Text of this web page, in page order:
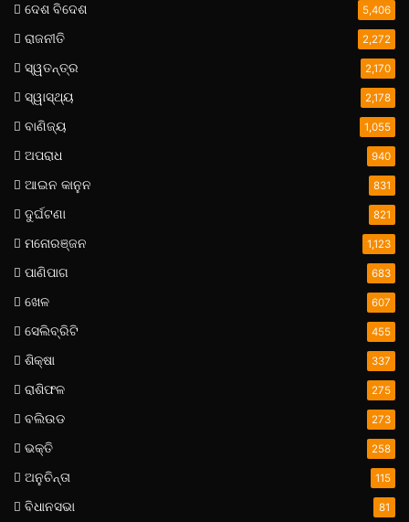
ଦେଶ ବିଦେଶ 5,406
ରାଜନୀତି 2,272
ସ୍ୱତନ୍ତ୍ର 2,170
ସ୍ୱାସ୍ଥ୍ୟ 2,178
ବାଣିଜ୍ୟ 1,055
ଅପରାଧ 940
ଆଇନ କାନୁନ 831
ଦୁର୍ଘଟଣା 821
ମନୋରଞ୍ଜନ 1,123
ପାଣିପାଗ 683
ଖେଳ 607
ସେଲିବ୍ରିଟି 455
ଶିକ୍ଷା 337
ରାଶିଫଳ 275
ବଲିଉଡ 273
ଭକ୍ତି 258
ଅନୁଚିନ୍ତା 115
ବିଧାନସଭା 81